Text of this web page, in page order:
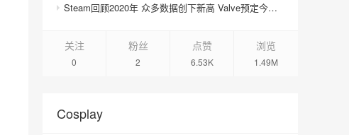
Steam回顾2020年 众多数据创下新高 Valve预定今年初将推出Steam中国
关注
0
粉丝
2
点赞
6.53K
浏览
1.49M
Cosplay